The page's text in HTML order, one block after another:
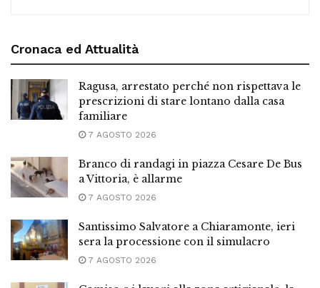
Cronaca ed Attualità
Ragusa, arrestato perché non rispettava le
prescrizioni di stare lontano dalla casa
familiare
7 AGOSTO 2026
Branco di randagi in piazza Cesare De Bus
a Vittoria, è allarme
7 AGOSTO 2026
Santissimo Salvatore a Chiaramonte, ieri
sera la processione con il simulacro
7 AGOSTO 2026